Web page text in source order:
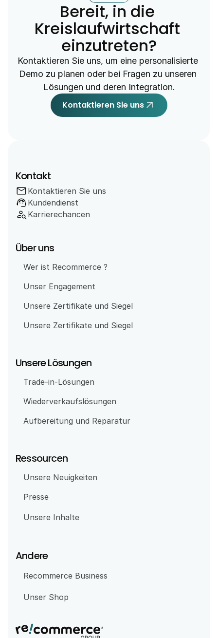
Bereit, in die
Kreislaufwirtschaft
einzutreten?
Kontaktieren Sie uns, um eine personalisierte
Demo zu planen oder bei Fragen zu unseren
Lösungen und deren Integration.
Kontaktieren Sie uns arrow_outward
Kontakt
mail Kontaktieren Sie uns
support_agent Kundendienst
person_search Karrierechancen
Über uns
Wer ist Recommerce ?
Unser Engagement
Unsere Zertifikate und Siegel
Unsere Zertifikate und Siegel
Unsere Lösungen
Trade-in-Lösungen
Wiederverkaufslösungen
Aufbereitung und Reparatur
Ressourcen
Unsere Neuigkeiten
Presse
Unsere Inhalte
Andere
Recommerce Business
Unser Shop